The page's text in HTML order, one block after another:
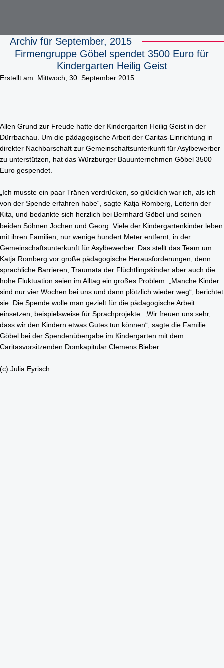
FIRMENGRUPPE
Unsere Historie
Göbel Hochbau GmbH
Kraemer GmbH
Göbel Projekt GmbH
Göbel Smart Home GmbH
STANDORT HEIDINGSFELD
Georg Göbel Fliesen
Lurz Tiefbau
Storch Tiefbau
Hassold SHL Rohrleitungsbau GmbH
Göbel Raumwerk Bau GmbH
LEISTUNGEN
Bausanierung & Betontrenntechnik
Holzbau
Projektentwicklung
Fliesen- und Natursteinarbeiten
Tiefbau
Rohrleitungsbau
Schlüsselfertige Bauausführung und Architektur
Architektur und Planung
Maler-, Verputz- und Trockenbauarbeiten
Dachbau, Dachsanierung und Spenglerarbeiten
Poolbau
Steinmetz- und Bildhauerarbeiten
KARRIERE
Ausbildungsplätze
STARTSEITE
AKTUELLES
Archiv für September, 2015
Firmengruppe Göbel spendet 3500 Euro für
Kindergarten Heilig Geist
Erstellt am: Mittwoch, 30. September 2015
Allen Grund zur Freude hatte der Kindergarten Heilig Geist in der
Dürrbachau. Um die pädagogische Arbeit der Caritas-Einrichtung in
direkter Nachbarschaft zur Gemeinschaftsunterkunft für Asylbewerber
zu unterstützen, hat das Würzburger Bauunternehmen Göbel 3500
Euro gespendet.
„Ich musste ein paar Tränen verdrücken, so glücklich war ich, als ich
von der Spende erfahren habe“, sagte Katja Romberg, Leiterin der
Kita, und bedankte sich herzlich bei Bernhard Göbel und seinen
beiden Söhnen Jochen und Georg. Viele der Kindergartenkinder leben
mit ihren Familien, nur wenige hundert Meter entfernt, in der
Gemeinschaftsunterkunft für Asylbewerber. Das stellt das Team um
Katja Romberg vor große pädagogische Herausforderungen, denn
sprachliche Barrieren, Traumata der Flüchtlingskinder aber auch die
hohe Fluktuation seien im Alltag ein großes Problem. „Manche Kinder
sind nur vier Wochen bei uns und dann plötzlich wieder weg“, berichtet
sie. Die Spende wolle man gezielt für die pädagogische Arbeit
einsetzen, beispielsweise für Sprachprojekte. „Wir freuen uns sehr,
dass wir den Kindern etwas Gutes tun können“, sagte die Familie
Göbel bei der Spendenübergabe im Kindergarten mit dem
Caritasvorsitzenden Domkapitular Clemens Bieber.
(c) Julia Eyrisch